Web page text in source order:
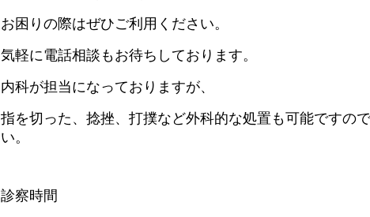
お困りの際はぜひご利用ください。
気軽に電話相談もお待ちしております。
内科が担当になっておりますが、
指を切った、捻挫、打撲など外科的な処置も可能ですの
い。
診察時間